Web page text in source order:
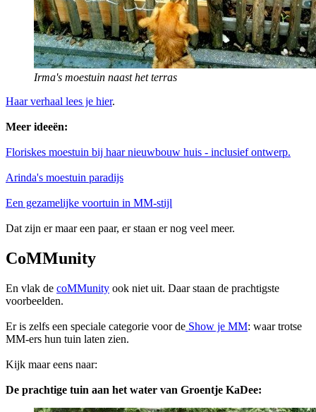
Irma's moestuin naast het terras
Haar verhaal lees je hier.
Meer ideeën:
Floriskes moestuin bij haar nieuwbouw huis - inclusief ontwerp.
Arinda's moestuin paradijs
Een gezamelijke voortuin in MM-stijl
Dat zijn er maar een paar, er staan er nog veel meer.
CoMMunity
En vlak de coMMunity ook niet uit. Daar staan de prachtigste
voorbeelden.
Er is zelfs een speciale categorie voor de Show je MM: waar trotse
MM-ers hun tuin laten zien.
Kijk maar eens naar:
De prachtige tuin aan het water van Groentje KaDee: